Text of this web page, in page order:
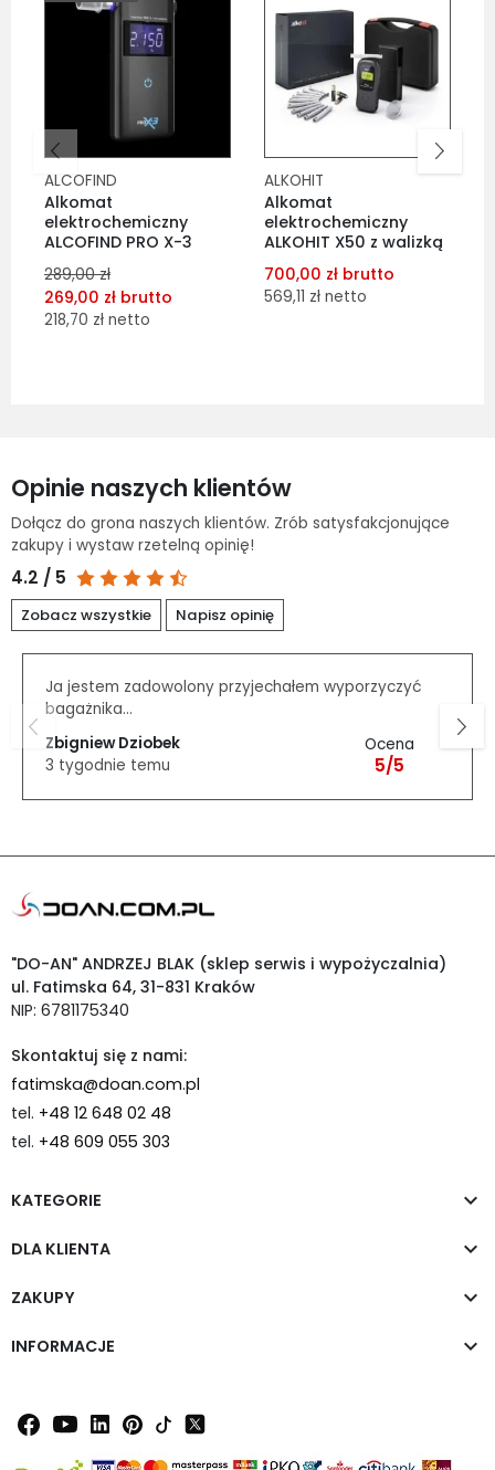
ALCOFIND
Alkomat
elektrochemiczny
ALCOFIND PRO X-3
289,00 zł
269,00 zł brutto
218,70 zł netto
ALKOHIT
Alkomat
elektrochemiczny
ALKOHIT X50 z walizką
700,00 zł brutto
569,11 zł netto
Opinie naszych klientów
Dołącz do grona naszych klientów. Zrób satysfakcjonujące
zakupy i wystaw rzetelną opinię!
4.2 / 5
Zobacz wszystkie Napisz opinię
Ja jestem zadowolony przyjechałem wyporzyczyć
bagażnika...
Zbigniew Dziobek
3 tygodnie temu
Ocena
5/5
"DO-AN" ANDRZEJ BLAK (sklep serwis i wypożyczalnia)
ul. Fatimska 64, 31-831 Kraków
NIP: 6781175340
Skontaktuj się z nami:
fatimska@doan.com.pl
tel. +48 12 648 02 48
tel. +48 609 055 303
KATEGORIE 
DLA KLIENTA 
ZAKUPY 
INFORMACJE 